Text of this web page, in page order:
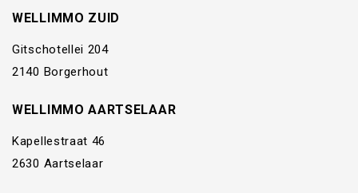
WELLIMMO ZUID
Gitschotellei 204
2140 Borgerhout
WELLIMMO AARTSELAAR
Kapellestraat 46
2630 Aartselaar